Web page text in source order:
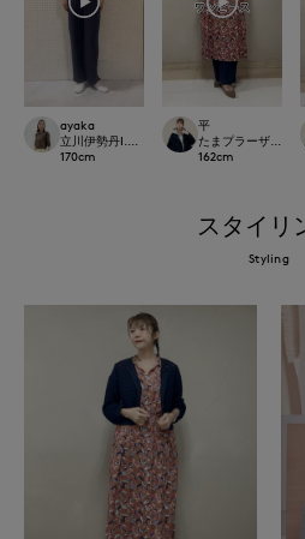
ayaka
立川伊勢丹I.T.'S.international
170cm
平
たまプラーザ東急
162cm
スタイリ
Styling